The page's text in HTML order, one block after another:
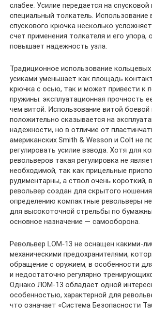
слабее. Усилие передается на
специальный толкатель. Использование
спускового крючка несколько
счет применения толкателя и его упора,
повышает надежность узла.
Традиционное использование
усиками уменьшает как площадь
крючка с осью, так и может привести к
пружины: эксплуатационная прочность
чем витой. Использование витой
положительно сказывается на
надежности, но в отличие от
американских Smith & Wesson и Colt не
регулировать усилие взвода. Хотя для
револьверов такая регулировка не
необходимой, так как прицельные
рудиментарны, а ствол очень короткий,
револьвер создан для скрытого
определению компактные револьверы
для высокоточной стрельбы по
основное назначение — самооборона.
Револьвер LOM-13 не оснащен какими-
механическими предохранителями,
обращение с оружием, в особенности
и недостаточно регулярно
Однако ЛОМ-13 обладает одной
особенностью, характерной для
что означает «Система Безопасности